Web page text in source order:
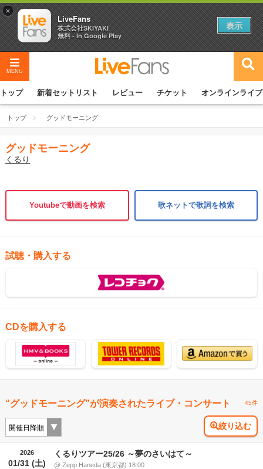
MENU
トップ 新着セットリスト レビュー チケット オンラインライブ
トップ グッドモーニング
グッドモーニング
くるり
Youtubeで動画を検索 歌ネットで歌詞を検索
試聴・購入する
CDを購入する
“グッドモーニング”が演奏されたライブ・コンサート 45件
絞り込む
2026
01/31 (土)
くるりツアー25/26 ～夢のさいはて～
@ Zepp Haneda (東京都) 18:00
×
LiveFans
株式会社SKIYAKI
無料 - In Google Play
表示